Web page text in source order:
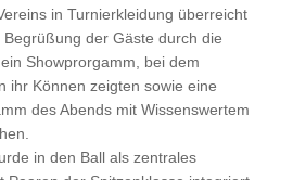
in Turnierkleidung überreicht
der Gäste durch die
Showprorgamm, bei dem
ihr Können zeigten sowie eine
des Abends mit Wissenswertem
in den Ball als zentrales